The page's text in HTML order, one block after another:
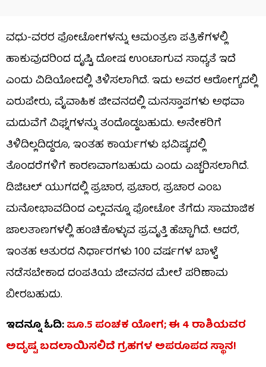
ವಧು-ವರರ ಫೋಟೋಗಳನ್ನು ಆಮಂತ್ರಣ ಪತ್ರಿಕೆಗಳಲ್ಲಿ
ಹಾಕುವುದರಿಂದ ದೃಷ್ಟಿ ದೋಷ ಉಂಟಾಗುವ ಸಾಧ್ಯತೆ ಇದೆ
ಎಂದು ವಿಡಿಯೋದಲ್ಲಿ ತಿಳಿಸಲಾಗಿದೆ. ಇದು ಅವರ ಆರೋಗ್ಯದಲ್ಲಿ
ಏರುಪೇರು, ವೈವಾಹಿಕ ಜೀವನದಲ್ಲಿ ಮನಸ್ತಾಪಗಳು ಅಥವಾ
ಮದುವೆಗೆ ವಿಘ್ನಗಳನ್ನು ತಂದೊಡ್ಡಬಹುದು. ಅನೇಕರಿಗೆ
ತಿಳಿದಿಲ್ಲದಿದ್ದರೂ, ಇಂತಹ ಕಾರ್ಯಗಳು ಭವಿಷ್ಯದಲ್ಲಿ
ತೊಂದರೆಗಳಿಗೆ ಕಾರಣವಾಗಬಹುದು ಎಂದು ಎಚ್ಚರಿಸಲಾಗಿದೆ.
ಡಿಜಿಟಲ್ ಯುಗದಲ್ಲಿ ಪ್ರಚಾರ, ಪ್ರಚಾರ, ಪ್ರಚಾರ ಎಂಬ
ಮನೋಭಾವದಿಂದ ಎಲ್ಲವನ್ನೂ ಫೋಟೋ ತೆಗೆದು ಸಾಮಾಜಿಕ
ಜಾಲತಾಣಗಳಲ್ಲಿ ಹಂಚಿಕೊಳ್ಳುವ ಪ್ರವೃತ್ತಿ ಹೆಚ್ಚಾಗಿದೆ. ಆದರೆ,
ಇಂತಹ ಆತುರದ ನಿರ್ಧಾರಗಳು 100 ವರ್ಷಗಳ ಬಾಳ್ವೆ
ನಡೆಸಬೇಕಾದ ದಂಪತಿಯ ಜೀವನದ ಮೇಲೆ ಪರಿಣಾಮ
ಬೀರಬಹುದು.
ಇದನ್ನೂ ಓದಿ:ಜೂ.5 ಪಂಚಕ ಯೋಗ; ಈ 4 ರಾಶಿಯವರ
ಅದೃಷ್ಟ ಬದಲಾಯಿಸಲಿದೆ ಗ್ರಹಗಳ ಅಪರೂಪದ ಸ್ಥಾನ!